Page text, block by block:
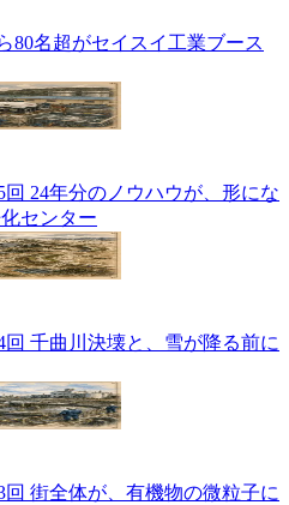
80名超がセイスイ工業ブース
24年分のノウハウが、形にな
センター
千曲川決壊と、雪が降る前に
街全体が、有機物の微粒子に